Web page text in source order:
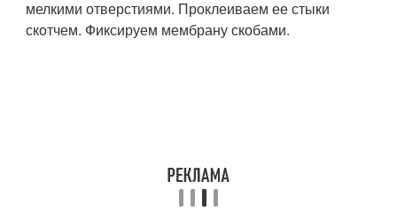
мелкими отверстиями. Проклеиваем ее стыки
скотчем. Фиксируем мембрану скобами.